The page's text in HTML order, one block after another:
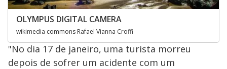
OLYMPUS DIGITAL CAMERA
wikimedia commons Rafael Vianna Croffi
"No dia 17 de janeiro, uma turista morreu
depois de sofrer um acidente com um